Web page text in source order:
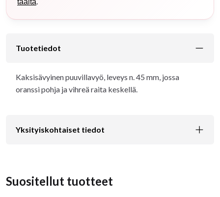
täältä
Tuotetiedot
Kaksisävyinen puuvillavyö, leveys n. 45 mm, jossa
oranssi pohja ja vihreä raita keskellä.
Yksityiskohtaiset tiedot
Suositellut tuotteet